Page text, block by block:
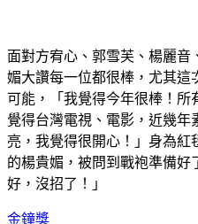
面對方宥心、郭雪芙、楊麗音
媚大讚每一位都很棒，尤其這
可能，「我覺得今年很棒！
覺得台灣電視、電影，近幾
亮，我覺得很開心！」身為
的楊貴媚，被問到戰袍準備好